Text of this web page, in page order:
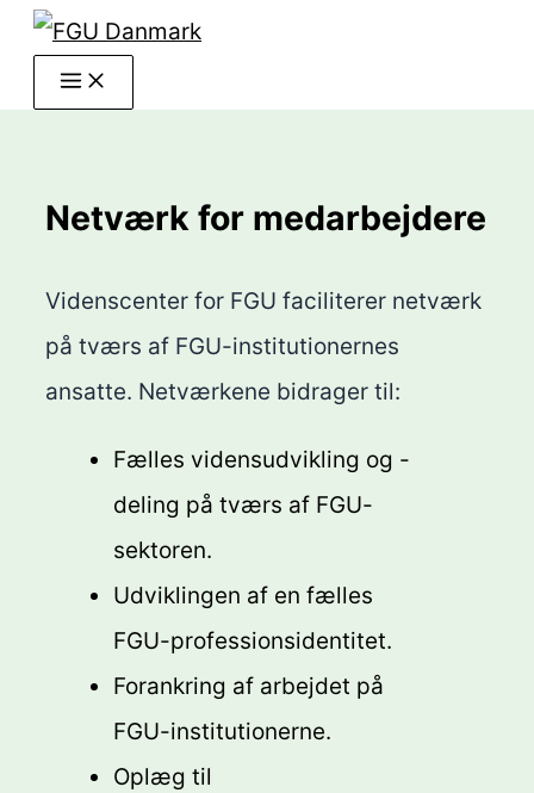
Gå
Netværk for medarbejdere
Videnscenter for FGU faciliterer netværk
på tværs af FGU-institutionernes
ansatte. Netværkene bidrager til:
Fælles vidensudvikling og -
deling på tværs af FGU-
sektoren.
Udviklingen af en fælles
FGU-professionsidentitet.
Forankring af arbejdet på
FGU-institutionerne.
Oplæg til